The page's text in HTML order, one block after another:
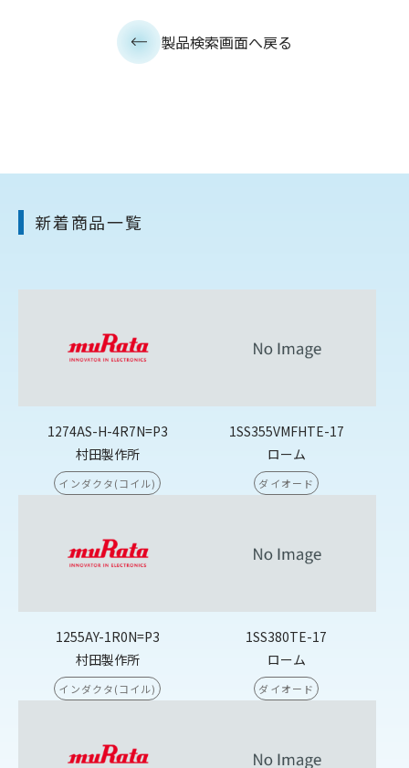
製品検索画面へ戻る
新着商品一覧
1274AS-H-4R7N=P3
村田製作所
インダクタ(コイル)
1SS355VMFHTE-17
ローム
ダイオード
1255AY-1R0N=P3
村田製作所
インダクタ(コイル)
1SS380TE-17
ローム
ダイオード